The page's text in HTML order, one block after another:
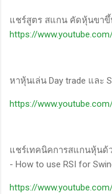
แชร์สูตร สแกน คัดหุ้นขา
https://
หาหุ้นเล่น Day trade และ
https://
แชร์เทคนิคการสแกนหุ้นด้
- How to use RSI for
https://